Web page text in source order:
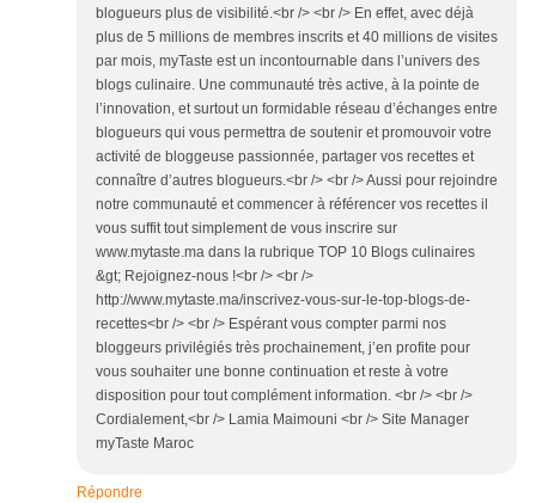
blogueurs plus de visibilité.<br /> <br /> En effet, avec déjà
plus de 5 millions de membres inscrits et 40 millions de visites
par mois, myTaste est un incontournable dans l’univers des
blogs culinaire. Une communauté très active, à la pointe de
l’innovation, et surtout un formidable réseau d’échanges entre
blogueurs qui vous permettra de soutenir et promouvoir votre
activité de bloggeuse passionnée, partager vos recettes et
connaître d’autres blogueurs.<br /> <br /> Aussi pour rejoindre
notre communauté et commencer à référencer vos recettes il
vous suffit tout simplement de vous inscrire sur
www.mytaste.ma dans la rubrique TOP 10 Blogs culinaires
&gt; Rejoignez-nous !<br /> <br />
http://www.mytaste.ma/inscrivez-vous-sur-le-top-blogs-de-
recettes<br /> <br /> Espérant vous compter parmi nos
bloggeurs privilégiés très prochainement, j’en profite pour
vous souhaiter une bonne continuation et reste à votre
disposition pour tout complément information. <br /> <br />
Cordialement,<br /> Lamia Maimouni <br /> Site Manager
myTaste Maroc
Répondre